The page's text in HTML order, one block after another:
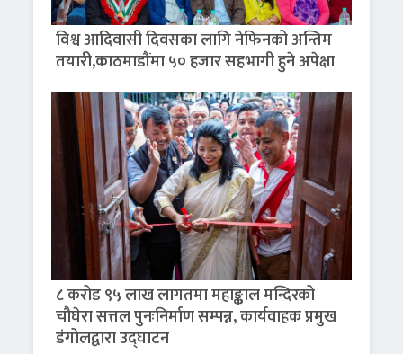
विश्व आदिवासी दिवसका लागि नेफिनको अन्तिम
तयारी,काठमाडौंमा ५० हजार सहभागी हुने अपेक्षा
८ करोड ९५ लाख लागतमा महाङ्काल मन्दिरको
चौघेरा सत्तल पुनःनिर्माण सम्पन्न, कार्यवाहक प्रमुख
डंगोलद्वारा उद्घाटन